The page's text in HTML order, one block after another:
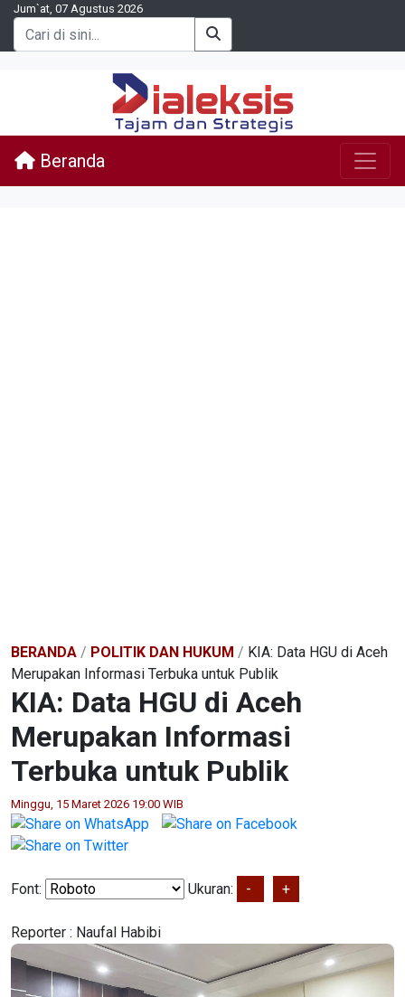
Jum`at, 07 Agustus 2026
Beranda
BERANDA / POLITIK DAN HUKUM / KIA: Data HGU di Aceh
Merupakan Informasi Terbuka untuk Publik
KIA: Data HGU di Aceh
Merupakan Informasi
Terbuka untuk Publik
Minggu, 15 Maret 2026 19:00 WIB
Font: Ukuran: - +
Reporter : Naufal Habibi